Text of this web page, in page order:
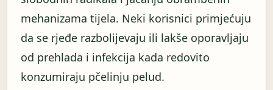
mehanizama tijela. Neki korisnici primjećuju
da se rjeđe razbolijevaju ili lakše oporavljaju
od prehlada i infekcija kada redovito
konzumiraju pčelinju pelud.